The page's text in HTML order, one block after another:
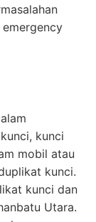
kunci
mobil atau
kunci.
kunci dan
Utara.